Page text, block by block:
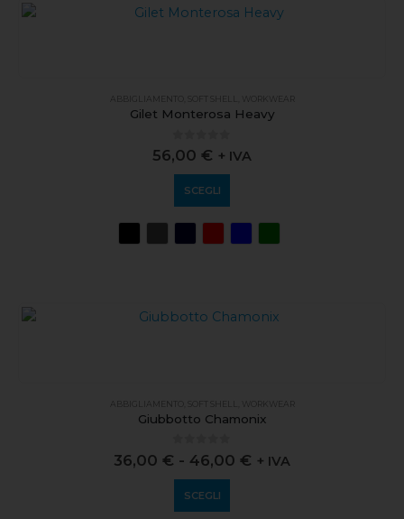
ABBIGLIAMENTO WORKWEAR
Gilet Monterosa Heavy
0out of 5
56,00 € + IVA
SCEGLI
ABBIGLIAMENTO WORKWEAR
Giubbotto Chamonix
out of 5
36,00 € - 46,00 € + IVA
SCEGLI